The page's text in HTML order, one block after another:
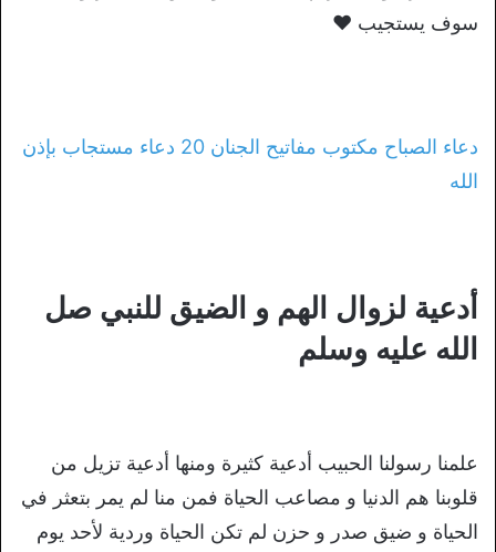
سوف يستجيب ❤️
دعاء الصباح مكتوب مفاتيح الجنان 20 دعاء مستجاب بإذن
الله
أدعية لزوال الهم و الضيق للنبي صل
الله عليه وسلم
علمنا رسولنا الحبيب أدعية كثيرة ومنها أدعية تزيل من
قلوبنا هم الدنيا و مصاعب الحياة فمن منا لم يمر بتعثر في
الحياة و ضيق صدر و حزن لم تكن الحياة وردية لأحد يوم